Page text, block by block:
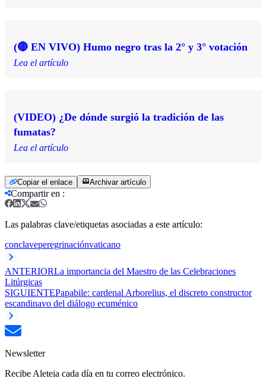
(🔴 EN VIVO) Humo negro tras la 2° y 3° votación
Lea el artículo
(VIDEO) ¿De dónde surgió la tradición de las
fumatas?
Lea el artículo
Copiar el enlace Archivar artículo
Compartir en :
Las palabras clave/etiquetas asociadas a este artículo:
conclaveperegrinaciónvaticano
ANTERIORLa importancia del Maestro de las Celebraciones
Litúrgicas
SIGUIENTEPapabile: cardenal Arborelius, el discreto constructor
escandinavo del diálogo ecuménico
Newsletter
Recibe Aleteia cada día en tu correo electrónico.